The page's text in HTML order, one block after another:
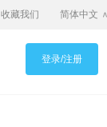
收藏我们 简体中文
登录/注册